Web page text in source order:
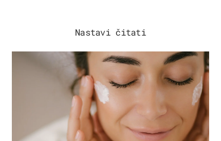
Nastavi čitati
MODA & LJEPOTA